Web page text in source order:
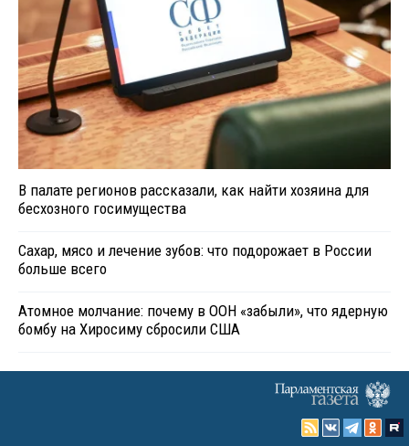
В палате регионов рассказали, как найти хозяина для
бесхозного госимущества
Сахар, мясо и лечение зубов: что подорожает в России
больше всего
Атомное молчание: почему в ООН «забыли», что ядерную
бомбу на Хиросиму сбросили США